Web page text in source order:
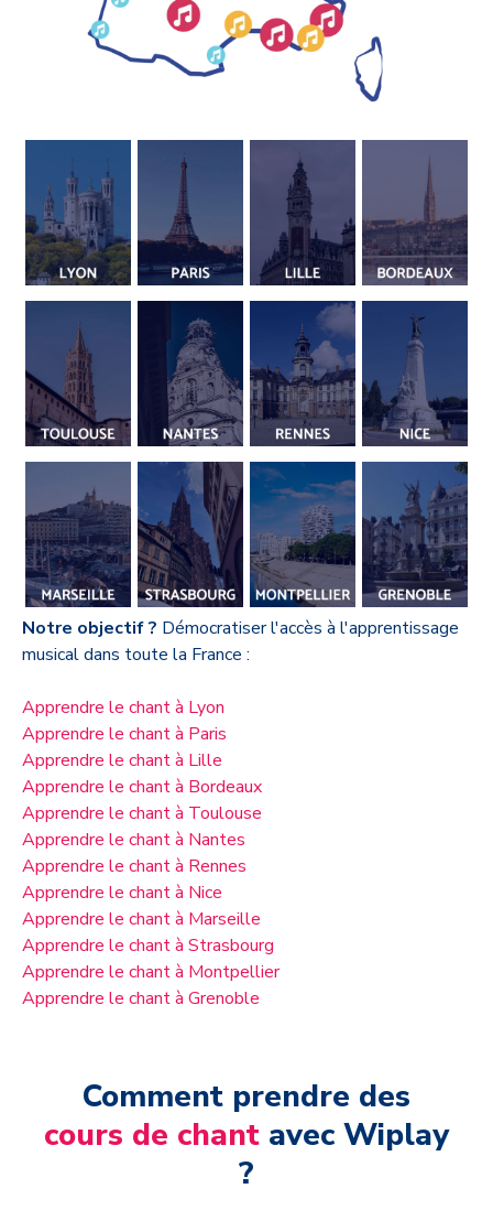
Notre objectif ? Démocratiser l'accès à l'apprentissage
musical dans toute la France :
Apprendre le chant à Lyon
Apprendre le chant à Paris
Apprendre le chant à Lille
Apprendre le chant à Bordeaux
Apprendre le chant à Toulouse
Apprendre le chant à Nantes
Apprendre le chant à Rennes
Apprendre le chant à Nice
Apprendre le chant à Marseille
Apprendre le chant à Strasbourg
Apprendre le chant à Montpellier
Apprendre le chant à Grenoble
Comment prendre des
cours de chant avec Wiplay
?